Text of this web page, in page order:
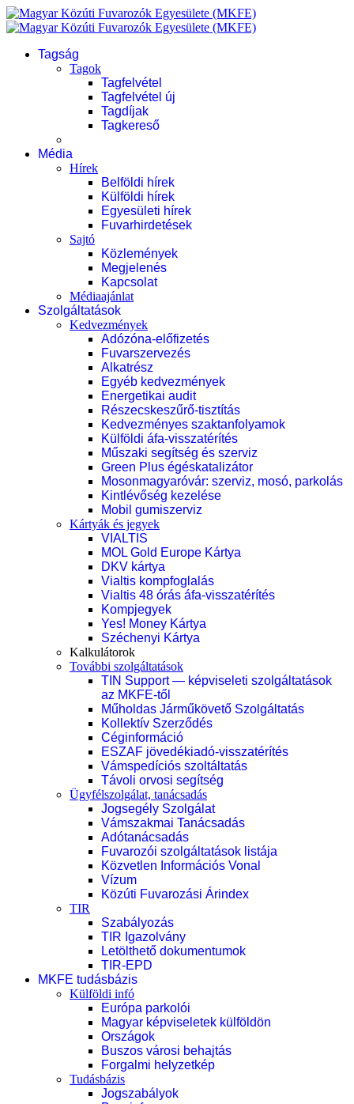
Tagság
Tagok
Tagfelvétel
Tagfelvétel új
Tagdíjak
Tagkereső
Média
Hírek
Belföldi hírek
Külföldi hírek
Egyesületi hírek
Fuvarhirdetések
Sajtó
Közlemények
Megjelenés
Kapcsolat
Médiaajánlat
Szolgáltatások
Kedvezmények
Adózóna-előfizetés
Fuvarszervezés
Alkatrész
Egyéb kedvezmények
Energetikai audit
Részecskeszűrő-tisztítás
Kedvezményes szaktanfolyamok
Külföldi áfa-visszatérítés
Műszaki segítség és szerviz
Green Plus égéskatalizátor
Mosonmagyaróvár: szerviz, mosó, parkolás
Kintlévőség kezelése
Mobil gumiszerviz
Kártyák és jegyek
VIALTIS
MOL Gold Europe Kártya
DKV kártya
Vialtis kompfoglalás
Vialtis 48 órás áfa-visszatérítés
Kompjegyek
Yes! Money Kártya
Széchenyi Kártya
Kalkulátorok
További szolgáltatások
TIN Support — képviseleti szolgáltatások
az MKFE-től
Műholdas Járműkövető Szolgáltatás
Kollektív Szerződés
Céginformáció
ESZAF jövedékiadó-visszatérítés
Vámspedíciós szoltáltatás
Távoli orvosi segítség
Ügyfélszolgálat, tanácsadás
Jogsegély Szolgálat
Vámszakmai Tanácsadás
Adótanácsadás
Fuvarozói szolgáltatások listája
Közvetlen Információs Vonal
Vízum
Közúti Fuvarozási Árindex
TIR
Szabályozás
TIR Igazolvány
Letölthető dokumentumok
TIR-EPD
MKFE tudásbázis
Külföldi infó
Európa parkolói
Magyar képviseletek külföldön
Országok
Buszos városi behajtás
Forgalmi helyzetkép
Tudásbázis
Jogszabályok